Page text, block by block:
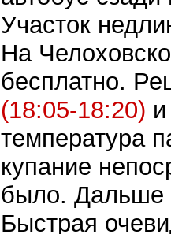
Участок
На
бесплатно.
(18:05-18:20)
температура
купание
было. Дальше
Быстрая